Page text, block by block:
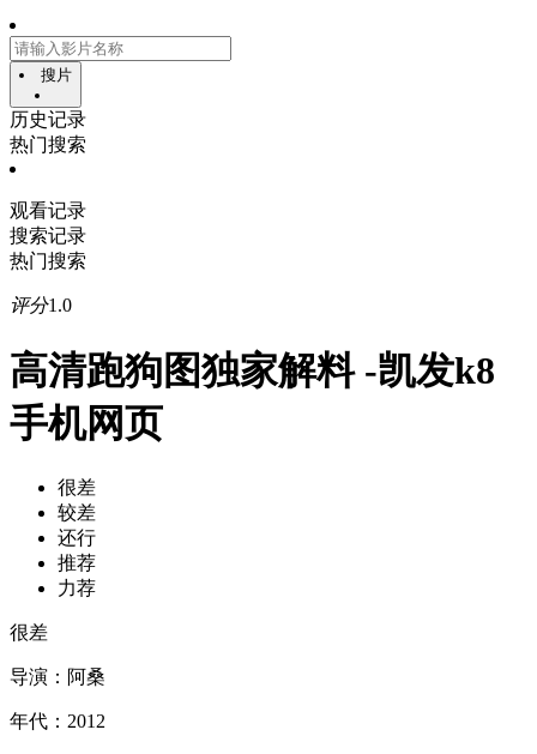
搜片
历史记录
热门搜索
观看记录
搜索记录
热门搜索
评分1.0
高清跑狗图独家解料 -凯发k8
手机网页
很差
较差
还行
推荐
力荐
很差
导演： 阿桑
年代： 2012